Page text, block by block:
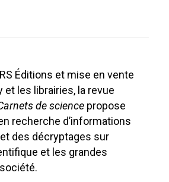
Éditions et mise en vente
et les librairies, la revue
de science propose
recherche d’informations
des décryptages sur
et les grandes